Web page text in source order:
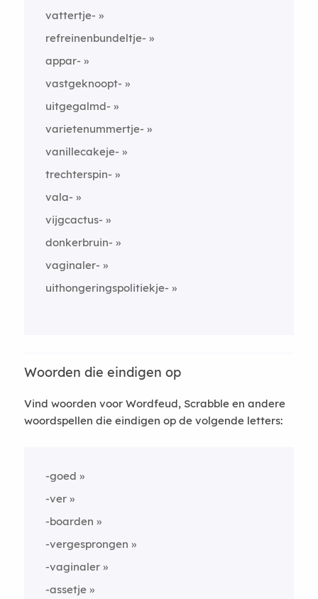
vattertje-
refreinenbundeltje-
appar-
vastgeknoopt-
uitgegalmd-
varietenummertje-
vanillecakeje-
trechterspin-
vala-
vijgcactus-
donkerbruin-
vaginaler-
uithongeringspolitiekje-
Woorden die eindigen op
Vind woorden voor Wordfeud, Scrabble en andere
woordspellen die eindigen op de volgende letters:
-goed
-ver
-boarden
-vergesprongen
-vaginaler
-assetje